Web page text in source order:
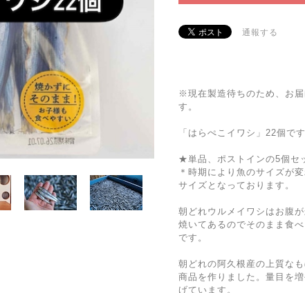
通報する
※現在製造待ちのため、お
す。
「はらぺこイワシ」22個です
★単品、ポストインの5個セ
＊時期により魚のサイズが
サイズとなっております。
朝どれウルメイワシはお腹
焼いてあるのでそのまま食
です。
朝どれの阿久根産の上質な
商品を作りました。量目を
げています。